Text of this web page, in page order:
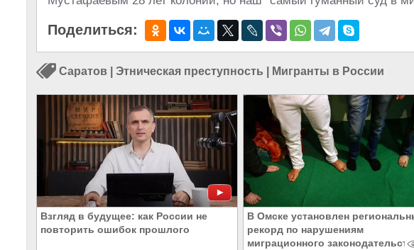
Поделиться:
Саратов Этническая преступность Мигранты в России
Взгляд в будущее: как России не
повторить ошибок прошлого
В Омске установлен
рекорд по нарушениям
миграционного